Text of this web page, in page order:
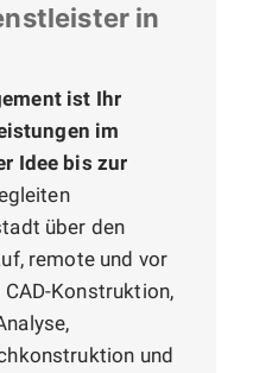
in
ist Ihr
im
Idee bis zur
über den
remote und vor
Konstruktion,
und